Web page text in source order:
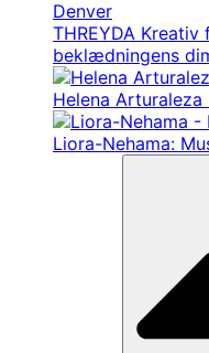
THREYDA Kreativ
beklædningens
Helena
Liora-Nehama: